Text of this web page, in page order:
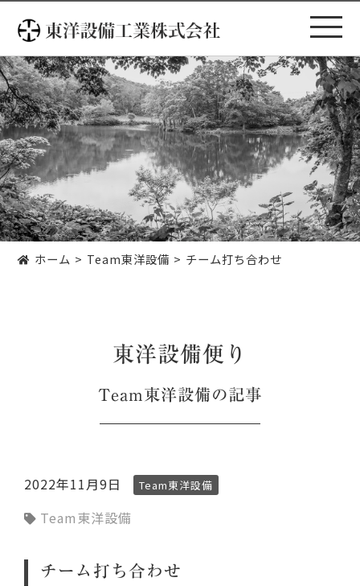
テ
ン
ツ
へ
ス
キ
ッ
プ
ホーム Team東洋設備 チーム打ち合わせ
東洋設備便り
Team東洋設備 の記事
2022年11月9日 Team東洋設備
Team東洋設備
チーム打ち合わせ